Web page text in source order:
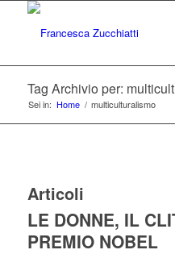
Tag Archivio per:
Sei in: Home / multiculturalismo
Articoli
LE DONNE, IL
PREMIO NOBEL